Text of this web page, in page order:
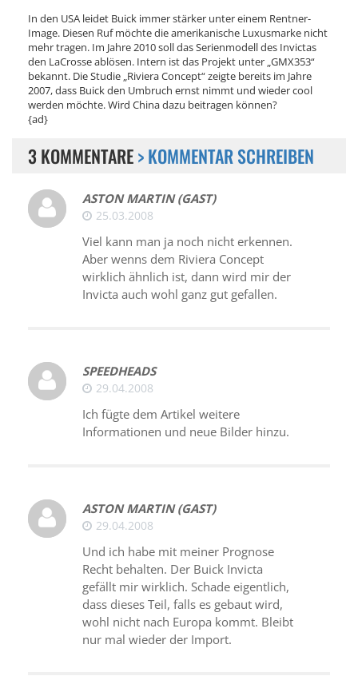
In den USA leidet Buick immer stärker unter einem Rentner-
Image. Diesen Ruf möchte die amerikanische Luxusmarke nicht
mehr tragen. Im Jahre 2010 soll das Serienmodell des Invictas
den LaCrosse ablösen. Intern ist das Projekt unter „GMX353“
bekannt. Die Studie „Riviera Concept“ zeigte bereits im Jahre
2007, dass Buick den Umbruch ernst nimmt und wieder cool
werden möchte. Wird China dazu beitragen können?
{ad}
3 KOMMENTARE> KOMMENTAR SCHREIBEN
ASTON MARTIN (GAST)
25.03.2008
Viel kann man ja noch nicht erkennen.
Aber wenns dem Riviera Concept
wirklich ähnlich ist, dann wird mir der
Invicta auch wohl ganz gut gefallen.
SPEEDHEADS
29.04.2008
Ich fügte dem Artikel weitere
Informationen und neue Bilder hinzu.
ASTON MARTIN (GAST)
29.04.2008
Und ich habe mit meiner Prognose
Recht behalten. Der Buick Invicta
gefällt mir wirklich. Schade eigentlich,
dass dieses Teil, falls es gebaut wird,
wohl nicht nach Europa kommt. Bleibt
nur mal wieder der Import.